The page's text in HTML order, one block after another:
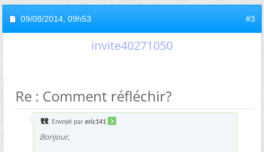
09/08/2014, 09h53 #3
invite40271050
Re : Comment réfléchir?
Envoyé par eric141
Bonjour,